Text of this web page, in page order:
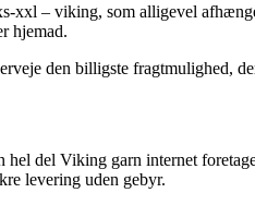
xxl – viking, som alligevel
hjemad.
den billigste fragtmulighed,
del Viking garn internet
levering uden gebyr.